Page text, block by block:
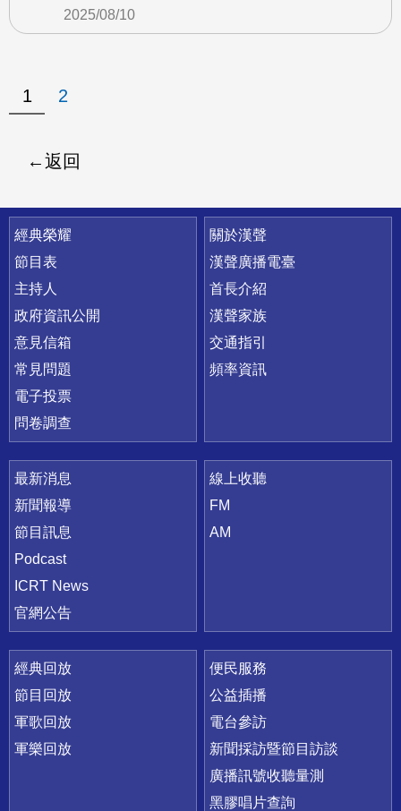
2025/08/10
1 2
返回
快速連結
經典榮耀
節目表
主持人
政府資訊公開
意見信箱
常見問題
電子投票
問卷調查
關於漢聲
漢聲廣播電臺
首長介紹
漢聲家族
交通指引
頻率資訊
最新消息
新聞報導
節目訊息
Podcast
ICRT News
官網公告
線上收聽
FM
AM
經典回放
節目回放
軍歌回放
軍樂回放
便民服務
公益插播
電台參訪
新聞採訪暨節目訪談
廣播訊號收聽量測
黑膠唱片查詢